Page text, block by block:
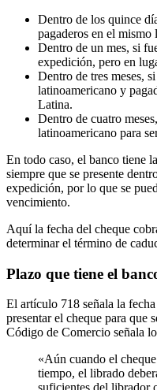
Dentro de los quince
pagaderos en el
Dentro de un mes, si
expedición, pero en
Dentro de tres meses,
latinoamericano y
Latina.
Dentro de cuatro
latinoamericano para
En todo caso, el banco tiene
siempre que se presente
expedición, por lo que se
vencimiento.
Aquí la fecha del cheque
determinar el término de
Plazo que tiene el
El artículo 718 señala la
presentar el cheque para que
Código de Comercio señala
«Aún cuando el
tiempo, el librado